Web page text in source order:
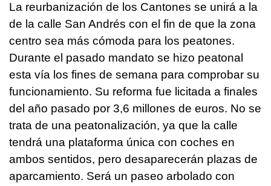
La reurbanización de los Cantones se unirá a la
de la calle San Andrés con el fin de que la zona
centro sea más cómoda para los peatones.
Durante el pasado mandato se hizo peatonal
esta vía los fines de semana para comprobar su
funcionamiento. Su reforma fue licitada a finales
del año pasado por 3,6 millones de euros. No se
trata de una peatonalización, ya que la calle
tendrá una plataforma única con coches en
ambos sentidos, pero desaparecerán plazas de
aparcamiento. Será un paseo arbolado con